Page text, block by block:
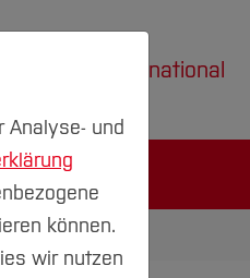
International
Analyse- und
können.
wir nutzen